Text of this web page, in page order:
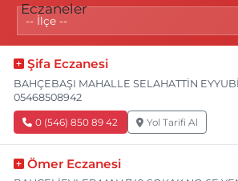
Şifa Eczanesi
BAHÇEBAŞI MAHALLE SELAHATTİN
05468508942
0 (546) 850 89 42 Yol Tarifi Al
Ömer Eczanesi